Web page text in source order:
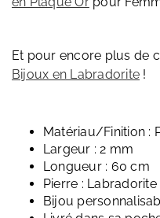
Et pour encore plus de
Bijoux en Labradorite !
Matériau/Finition :
Largeur : 2 mm
Longueur : 60 cm
Pierre :
Bijou